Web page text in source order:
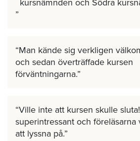
kursnämnden och Södra
Man kände sig verkligen
och sedan överträffade kursen
förväntningarna.
Ville inte att kursen skulle
superintressant och föreläsarna
att lyssna på.